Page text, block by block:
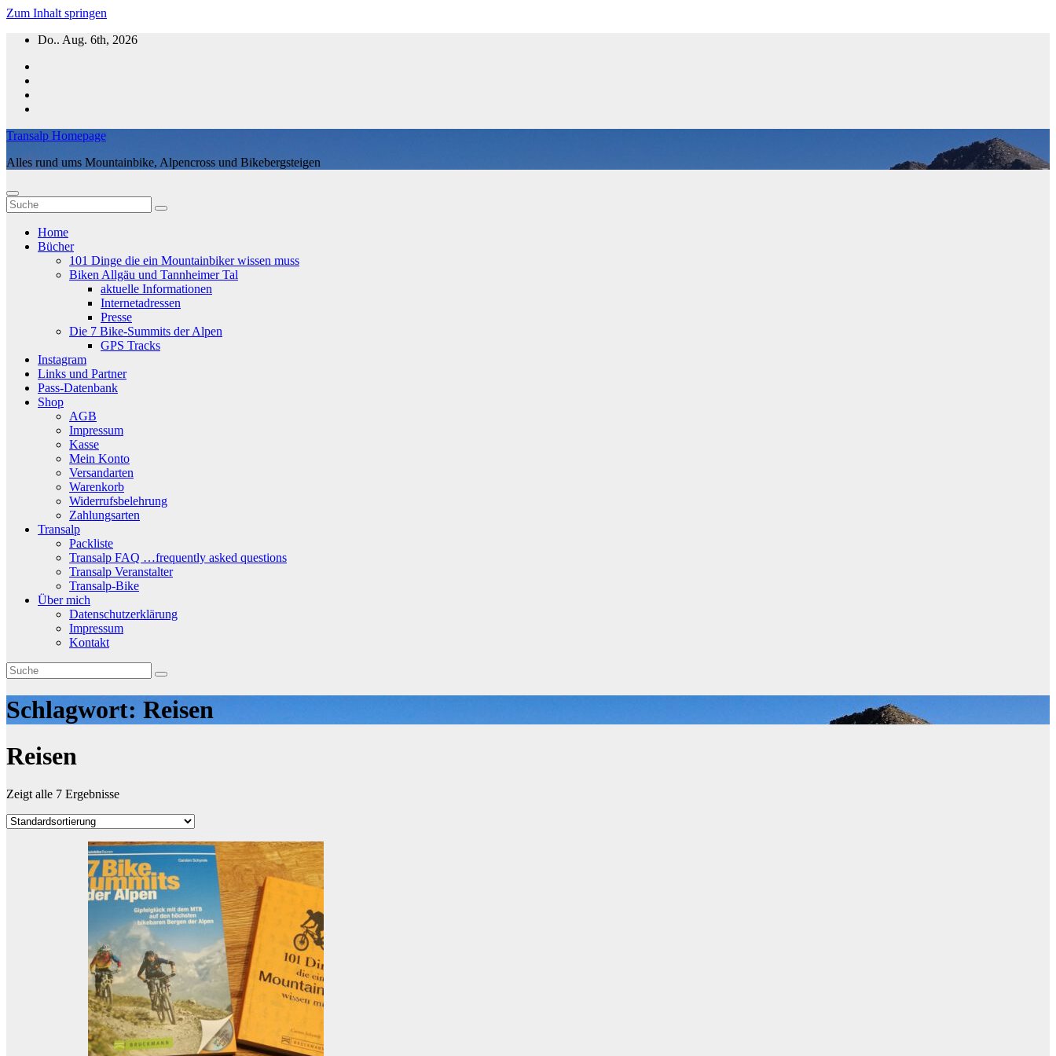
Zum Inhalt springen
Do.. Aug. 6th, 2026
Transalp Homepage
Alles rund ums Mountainbike, Alpencross und Bikebergsteigen
Home
Bücher
101 Dinge die ein Mountainbiker wissen muss
Biken Allgäu und Tannheimer Tal
aktuelle Informationen
Internetadressen
Presse
Die 7 Bike-Summits der Alpen
GPS Tracks
Instagram
Links und Partner
Pass-Datenbank
Shop
AGB
Impressum
Kasse
Mein Konto
Versandarten
Warenkorb
Widerrufsbelehrung
Zahlungsarten
Transalp
Packliste
Transalp FAQ …frequently asked questions
Transalp Veranstalter
Transalp-Bike
Über mich
Datenschutzerklärung
Impressum
Kontakt
Schlagwort: Reisen
Reisen
Zeigt alle 7 Ergebnisse